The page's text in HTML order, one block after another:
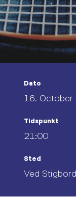
Dato
16.
Tidspunkt
21:00
Sted
Ved